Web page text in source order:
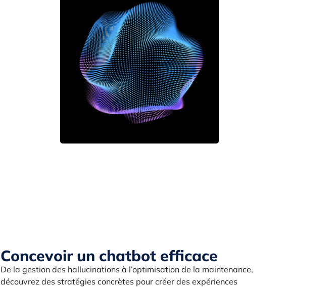
Concevoir un chatbot efficace
De la gestion des hallucinations à l’optimisation de la maintenance,
découvrez des stratégies concrètes pour créer des expériences